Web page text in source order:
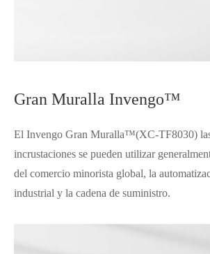
Gran Muralla Invengo™
El Invengo Gran Muralla™(XC-TF8030)
incrustaciones se pueden utilizar
del comercio minorista global, la
industrial y la cadena de suministro.